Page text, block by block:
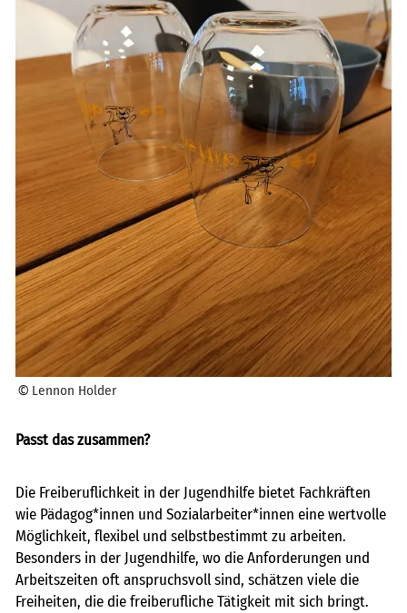
FAIRMILIE
initiativbewerbung
Lennon Holder
Passt das zusammen?
Die Freiberuflichkeit in der Jugendhilfe bietet Fachkräften
wie Pädagog*innen und Sozialarbeiter*innen eine wertvolle
Möglichkeit, flexibel und selbstbestimmt zu arbeiten.
Besonders in der Jugendhilfe, wo die Anforderungen und
Arbeitszeiten oft anspruchsvoll sind, schätzen viele die
Freiheiten, die die freiberufliche Tätigkeit mit sich bringt.